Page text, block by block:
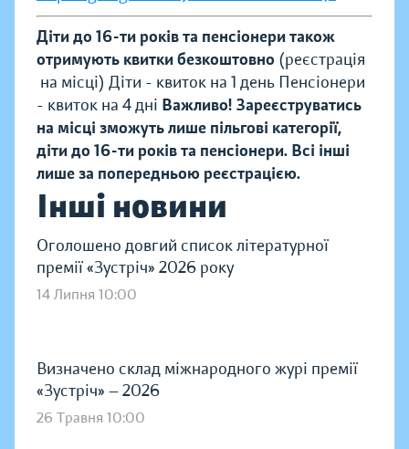
Діти до 16-ти років та пенсіонери також
отримують квитки безкоштовно (реєстрація
на місці) Діти - квиток на 1 день Пенсіонери
- квиток на 4 дні Важливо! Зареєструватись
на місці зможуть лише пільгові категорії,
діти до 16-ти років та пенсіонери. Всі інші
лише за попередньою реєстрацією.
Інші новини
Оголошено довгий список літературної
премії «Зустріч» 2026 року
14 Липня 10:00
Визначено склад міжнародного журі премії
«Зустріч» — 2026
26 Травня 10:00